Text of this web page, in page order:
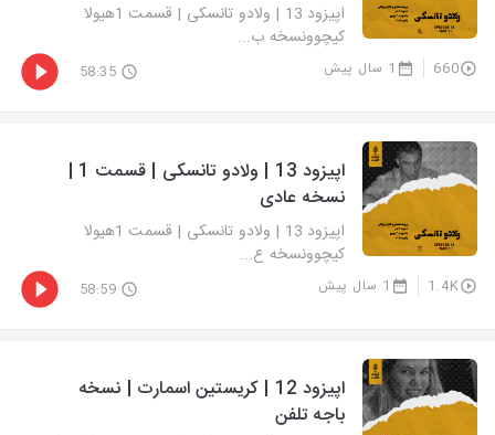
اپیزود 13 | ولادو تانسکی | قسمت 1هیولا
کیچوونسخه ب...
660 1 سال پیش 58:35
اپیزود 13 | ولادو تانسکی | قسمت 1 |
نسخه عادی
اپیزود 13 | ولادو تانسکی | قسمت 1هیولا
کیچوونسخه ع...
1.4K 1 سال پیش 58:59
اپیزود 12 | کریستین اسمارت | نسخه
باجه تلفن